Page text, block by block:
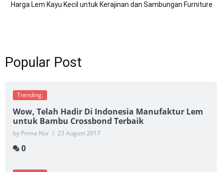
Harga Lem Kayu Kecil untuk Kerajinan dan Sambungan Furniture
Popular Post
Trending:
Wow, Telah Hadir Di Indonesia Manufaktur Lem
untuk Bambu Crossbond Terbaik
by Prima Nur | 23 August 2017
0